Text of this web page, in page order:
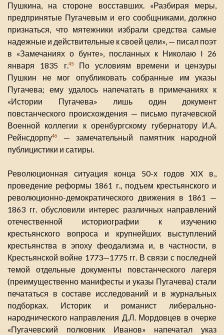
Пушкина, на стороне восставших. «Разбирая меры,
предпринятые Пугачевым и его сообщниками, должно
признаться, что мятежники избрали средства самые
надежные и действительные к своей цели», — писал поэт
в «Замечаниях о бунте», посланных к Николаю I 26
января 1835 г.45По условиям времени и цензуры
Пушкин не мог опубликовать собранные им указы
Пугачева; ему удалось напечатать в примечаниях к
«Истории Пугачева» лишь один документ
повстанческого происхождения — письмо пугачевской
Военной коллегии к оренбургскому губернатору И.А.
Рейнсдорпу46
— замечательный памятник народной
публицистики и сатиры.
Революционная ситуация конца 50-х годов XIX в.,
проведение реформы 1861 г., подъем крестьянского и
революционно-демократического движения в 1861 —
1863 гг. обусловили интерес различных направлений
отечественной историографии к изучению
крестьянского вопроса и крупнейших выступлений
крестьянства в эпоху феодализма и, в частности, в
Крестьянской войне 1773—1775 гг. В связи с последней
темой отдельные документы повстанческого лагеря
(преимущественно манифесты и указы Пугачева) стали
печататься в составе исследований и в журнальных
подборках. Историк и романист либерально-
народнического направления Д.Л. Мордовцев в очерке
«Пугачевский полковник Иванов» напечатал указ